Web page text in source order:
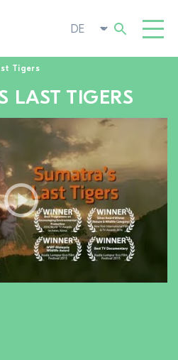
Tigers
LAST TIGERS